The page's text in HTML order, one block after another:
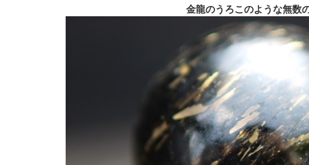
金龍のうろこのような無数